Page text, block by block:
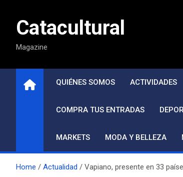
contenidoCatacultural
Magazine
QUIÉNES SOMOS ACTIVIDADES
COMPRA TUS ENTRADAS
MARKETS MODA Y BELLEZA
Home Actualidad Vapiano, presente en 33